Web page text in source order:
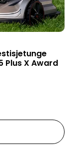
Plus X Award